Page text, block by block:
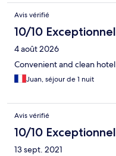
nicht benutzbar. In beiden
vom Personal, aber auch
Checkout, ob das Hotel
irgendeine Entschädigung
zu gewähren, musste sich
werden (aktiv wurde also
schließlich 10 SFr (sic!)
Nächten Aufenthalt und
Avis vérifié
10/10 Exceptionnel
4 août 2026
Convenient and clean
Juan, séjour de 1 nuit
Avis vérifié
10/10 Exceptionnel
13 sept. 2021